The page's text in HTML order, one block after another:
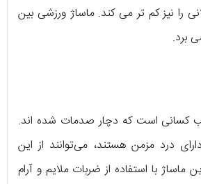
را نیز کم تر می کند. ماساژ ورزشی بین
کسانی است که دچار صدمات شده اند.
درد مزمن هستند، می‌توانند از این
ماساژ با استفاده از ضربات ملایم و آرام